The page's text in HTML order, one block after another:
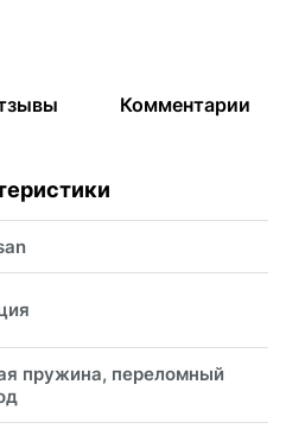
Комментарии
пружина, переломный